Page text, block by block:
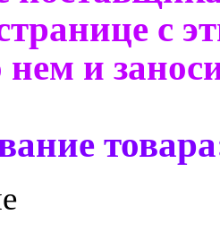
с
нем и